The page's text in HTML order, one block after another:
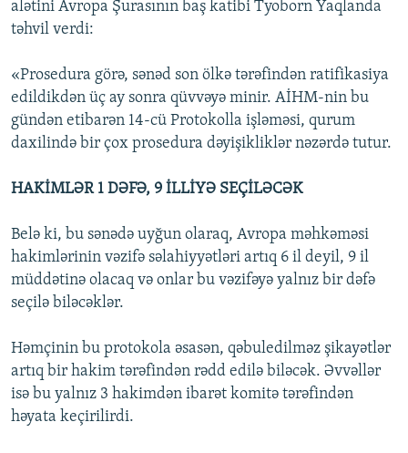
alətini Avropa Şurasının baş katibi Tyoborn Yaqlanda
təhvil verdi:
«Prosedura görə, sənəd son ölkə tərəfindən ratifikasiya
edildikdən üç ay sonra qüvvəyə minir. AİHM-nin bu
gündən etibarən 14-cü Protokolla işləməsi, qurum
daxilində bir çox prosedura dəyişikliklər nəzərdə tutur.
HAKİMLƏR 1 DƏFƏ, 9 İLLİYƏ SEÇİLƏCƏK
Belə ki, bu sənədə uyğun olaraq, Avropa məhkəməsi
hakimlərinin vəzifə səlahiyyətləri artıq 6 il deyil, 9 il
müddətinə olacaq və onlar bu vəzifəyə yalnız bir dəfə
seçilə biləcəklər.
Həmçinin bu protokola əsasən, qəbuledilməz şikayətlər
artıq bir hakim tərəfindən rədd edilə biləcək. Əvvəllər
isə bu yalnız 3 hakimdən ibarət komitə tərəfindən
həyata keçirilirdi.